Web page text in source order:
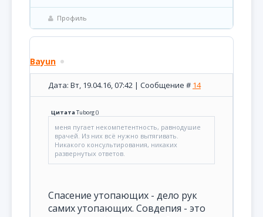
Профиль
Bayun
Дата: Вт, 19.04.16, 07:42 | Сообщение # 14
ЦитатаTuborg()
меня пугает некомпетентность, равнодушие
врачей. Из них всё нужно вытягивать.
Никакого консультирования, никаких
развернутых ответов.
Спасение утопающих - дело рук
самих утопающих. Совдепия - это